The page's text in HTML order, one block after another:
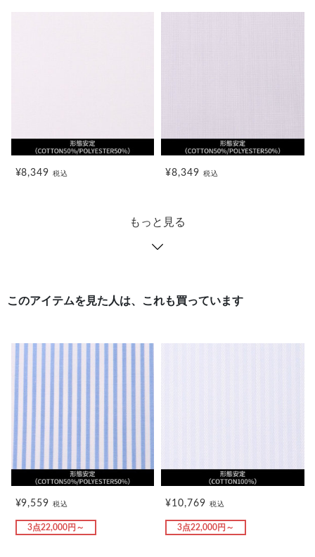
¥8,349税込 ¥8,349 税込
もっと見る
このアイテムを見た人は、これも買っています
¥9,559税込
3点22,000円～
¥10,769 税込
3点22,000円～